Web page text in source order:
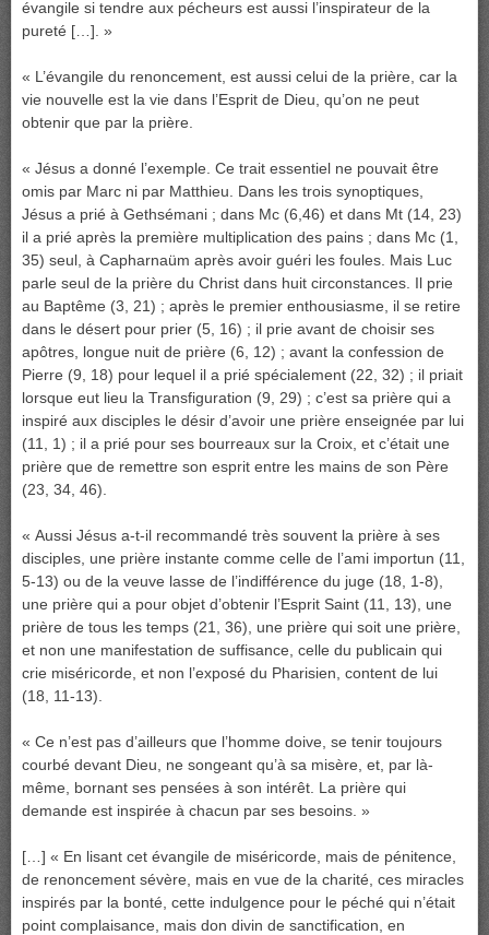
évangile si tendre aux pécheurs est aussi l’inspirateur de la
pureté […]. »
« L’évangile du renoncement, est aussi celui de la prière, car la
vie nouvelle est la vie dans l’Esprit de Dieu, qu’on ne peut
obtenir que par la prière.
« Jésus a donné l’exemple. Ce trait essentiel ne pouvait être
omis par Marc ni par Matthieu. Dans les trois synoptiques,
Jésus a prié à Gethsémani ; dans Mc (6,46) et dans Mt (14, 23)
il a prié après la première multiplication des pains ; dans Mc (1,
35) seul, à Capharnaüm après avoir guéri les foules. Mais Luc
parle seul de la prière du Christ dans huit circonstances. Il prie
au Baptême (3, 21) ; après le premier enthousiasme, il se retire
dans le désert pour prier (5, 16) ; il prie avant de choisir ses
apôtres, longue nuit de prière (6, 12) ; avant la confession de
Pierre (9, 18) pour lequel il a prié spécialement (22, 32) ; il priait
lorsque eut lieu la Transfiguration (9, 29) ; c’est sa prière qui a
inspiré aux disciples le désir d’avoir une prière enseignée par lui
(11, 1) ; il a prié pour ses bourreaux sur la Croix, et c’était une
prière que de remettre son esprit entre les mains de son Père
(23, 34, 46).
« Aussi Jésus a-t-il recommandé très souvent la prière à ses
disciples, une prière instante comme celle de l’ami importun (11,
5-13) ou de la veuve lasse de l’indifférence du juge (18, 1-8),
une prière qui a pour objet d’obtenir l’Esprit Saint (11, 13), une
prière de tous les temps (21, 36), une prière qui soit une prière,
et non une manifestation de suffisance, celle du publicain qui
crie miséricorde, et non l’exposé du Pharisien, content de lui
(18, 11-13).
« Ce n’est pas d’ailleurs que l’homme doive, se tenir toujours
courbé devant Dieu, ne songeant qu’à sa misère, et, par là-
même, bornant ses pensées à son intérêt. La prière qui
demande est inspirée à chacun par ses besoins. »
[…] « En lisant cet évangile de miséricorde, mais de pénitence,
de renoncement sévère, mais en vue de la charité, ces miracles
inspirés par la bonté, cette indulgence pour le péché qui n’était
point complaisance, mais don divin de sanctification, en